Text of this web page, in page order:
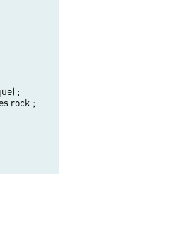
;
rock ;